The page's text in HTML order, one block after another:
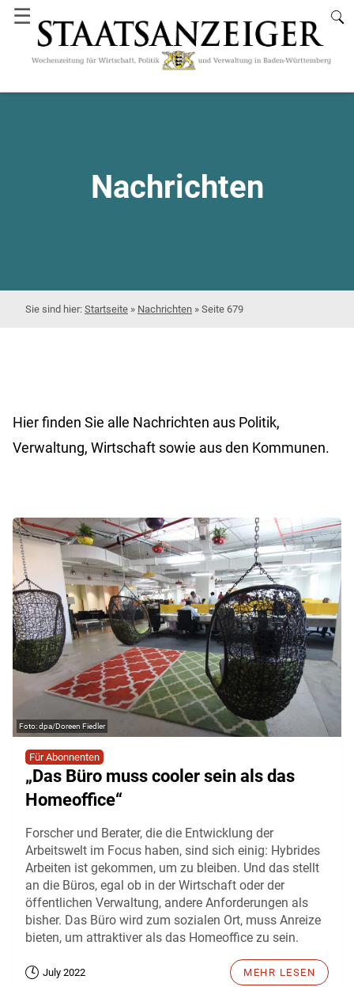
☰
Nachrichten
Startseite » Nachrichten » Seite 679
Hier finden Sie alle Nachrichten aus Politik,
Verwaltung, Wirtschaft sowie aus den Kommunen.
dpa/Doreen Fiedler
Für Abonnenten
„Das Büro muss cooler sein als das
Homeoffice“
Forscher und Berater, die die Entwicklung der
Arbeitswelt im Focus haben, sind sich einig: Hybrides
Arbeiten ist gekommen, um zu bleiben. Und das stellt
an die Büros, egal ob in der Wirtschaft oder der
öffentlichen Verwaltung, andere Anforderungen als
bisher. Das Büro wird zum sozialen Ort, muss Anreize
bieten, um attraktiver als das Homeoffice zu sein.
July 2022 MEHR LESEN